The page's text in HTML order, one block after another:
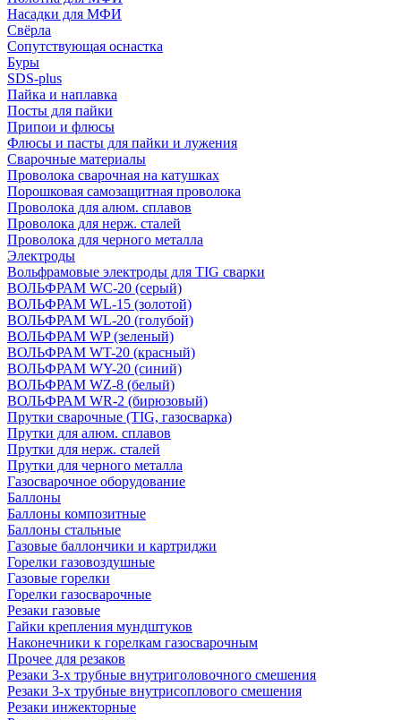
Насадки для МФИ
Свёрла
Сопутствующая оснастка
Буры
SDS-plus
Пайка и наплавка
Посты для пайки
Припои и флюсы
Флюсы и пасты для пайки и лужения
Сварочные материалы
Проволока сварочная на катушках
Порошковая самозащитная проволока
Проволока для алюм. сплавов
Проволока для нерж. сталей
Проволока для черного металла
Электроды
Вольфрамовые электроды для TIG сварки
ВОЛЬФРАМ WC-20 (серый)
ВОЛЬФРАМ WL-15 (золотой)
ВОЛЬФРАМ WL-20 (голубой)
ВОЛЬФРАМ WP (зеленый)
ВОЛЬФРАМ WT-20 (красный)
ВОЛЬФРАМ WY-20 (синий)
ВОЛЬФРАМ WZ-8 (белый)
ВОЛЬФРАМ WR-2 (бирюзовый)
Прутки сварочные (TIG, газосварка)
Прутки для алюм. сплавов
Прутки для нерж. сталей
Прутки для черного металла
Газосварочное оборудование
Баллоны
Баллоны композитные
Баллоны стальные
Газовые баллончики и картриджи
Горелки газовоздушные
Газовые горелки
Горелки газосварочные
Резаки газовые
Гайки крепления мундштуков
Наконечники к горелкам газосварочным
Прочее для резаков
Резаки 3-х трубные внутриголовочного смешения
Резаки 3-х трубные внутрисоплового смешения
Резаки инжекторные